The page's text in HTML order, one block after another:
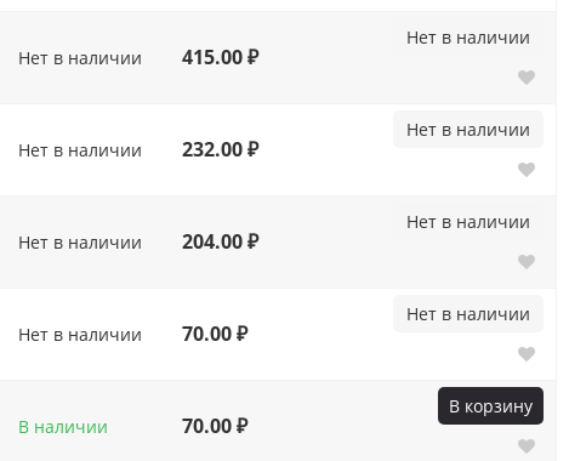
Нет в наличии 415.00 ₽
Нет в наличии
Нет в наличии 232.00 ₽
Нет в наличии
Нет в наличии 204.00 ₽
Нет в наличии
Нет в наличии 70.00 ₽
Нет в наличии
В наличии 70.00 ₽
В корзину